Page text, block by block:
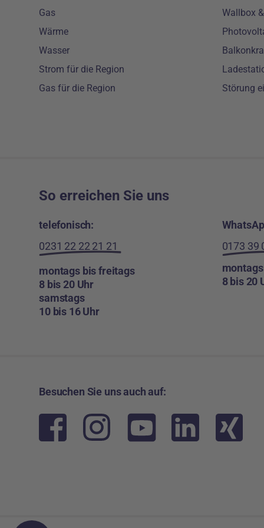
Gas
Wärme
Wasser
Strom für die Region
Gas für die Region
Wallbox
Störung
So erreichen Sie uns
telefonisch:
0231 22 22 21 21
montags bis freitags
8 bis 20 Uhr
samstags
10 bis 16 Uhr
0173 39
8 bis 20
Besuchen Sie uns auch auf: